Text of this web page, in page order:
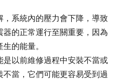
系統內的壓力會下降，導致
的正常運行至關重要，因為
的能量。
以前維修過程中安裝不當或
當，它們可能更容易受到過